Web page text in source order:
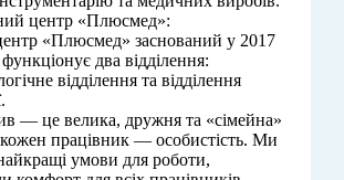
центр «Плюсмед»:
«Плюсмед» заснований у 2017
два відділення:
відділення та відділення
— це велика, дружня та «сімейна»
працівник — особистість. Ми
умови для роботи,